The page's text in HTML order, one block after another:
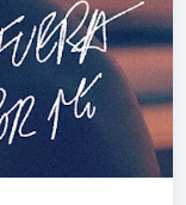
BUENO